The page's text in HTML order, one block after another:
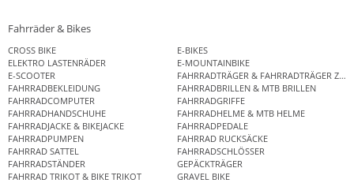
Fahrräder & Bikes
CROSS BIKE
E-BIKES
ELEKTRO LASTENRÄDER
E-MOUNTAINBIKE
E-SCOOTER
FAHRRADTRÄGER & FAHRRADTRÄGER
FAHRRADBEKLEIDUNG
FAHRRADBRILLEN & MTB BRILLEN
FAHRRADCOMPUTER
FAHRRADGRIFFE
FAHRRADHANDSCHUHE
FAHRRADHELME & MTB HELME
FAHRRADJACKE & BIKEJACKE
FAHRRADPEDALE
FAHRRADPUMPEN
FAHRRAD RUCKSÄCKE
FAHRRAD SATTEL
FAHRRADSCHLÖSSER
FAHRRADSTÄNDER
GEPÄCKTRÄGER
FAHRRAD TRIKOT & BIKE TRIKOT
GRAVEL BIKE